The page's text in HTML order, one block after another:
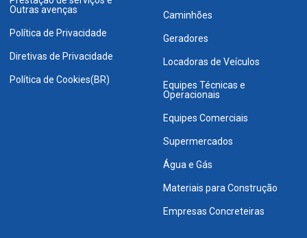
Outras avenças
Política de Privacidade
Diretivas de Privacidade
Política de Cookies(BR)
Caminhões
Geradores
Locadoras de Veículos
Equipes Técnicas e
Operacionais
Equipes Comerciais
Supermercados
Água e Gás
Materiais para Construção
Empresas Concreteiras